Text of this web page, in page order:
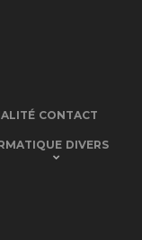
CONTACT
DIVERS